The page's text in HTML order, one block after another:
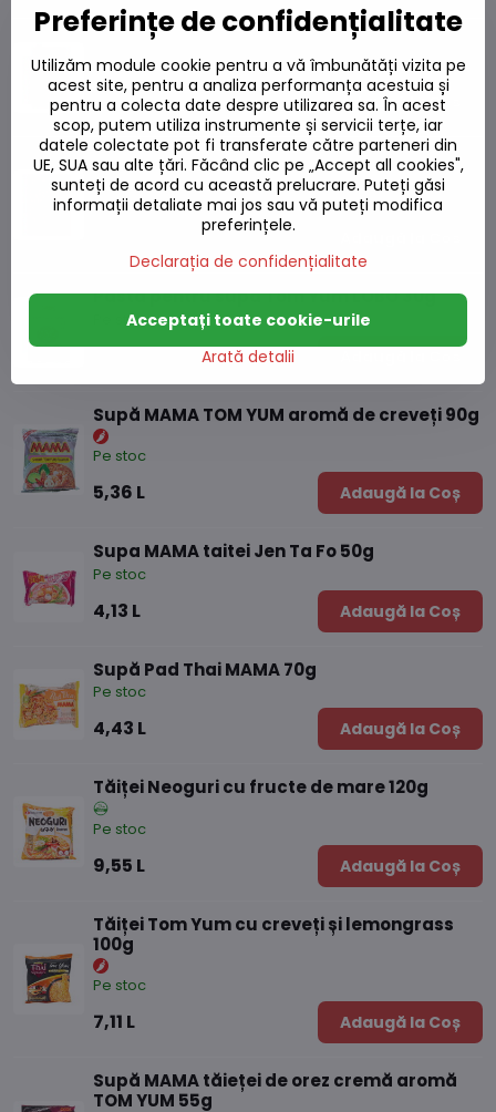
Pastă Tom Yum 454 g
Pe stoc
29,08 L Adaugă la Coș
Pastă pentru supa Tom Yum AHG 50g
Pe stoc
Pastă pentru supa Tom Yum LOBO 30g
Pe stoc
4,89 L
Supă MAMA TOM YUM aromă de creveți 90g
Pe stoc
5,36 L Adaugă la Coș
Supa MAMA taitei Jen Ta Fo 50g
Pe stoc
4,13 L Adaugă la Coș
Supă Pad Thai MAMA 70g
Pe stoc
4,43 L Adaugă la Coș
Tăiței Neoguri cu fructe de mare 120g
Pe stoc
9,55 L Adaugă la Coș
Tăiței Tom Yum cu creveți și lemongrass
100g
Pe stoc
7,11 L Adaugă la Coș
Supă MAMA tăieței de orez cremă aromă
TOM YUM 55g
Preferințe de confidențialitate
Utilizăm module cookie pentru a vă îmbunătăți vizita pe
acest site, pentru a analiza performanța acestuia și
pentru a colecta date despre utilizarea sa. În acest
scop, putem utiliza instrumente și servicii terțe, iar
datele colectate pot fi transferate către parteneri din
UE, SUA sau alte țări. Făcând clic pe „Accept all cookies",
sunteți de acord cu această prelucrare. Puteți găsi
informații detaliate mai jos sau vă puteți modifica
preferințele.
Declarația de confidențialitate
Arată detalii
Acceptați toate cookie-urile